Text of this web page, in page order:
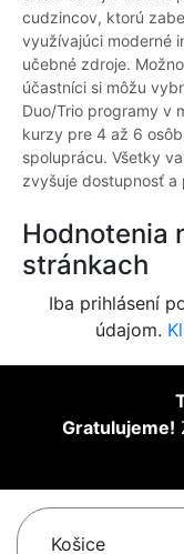
cudzincov, ktorú
využívajúci moderné
učebné zdroje.
účastníci si môžu
Duo/Trio programy v
kurzy pre 4 až 6
spoluprácu. Všetky
zvyšuje dostupnosť a
Hodnotenia
stránkach
Iba prihlásení
údajom.
Gratulujeme!
Košice